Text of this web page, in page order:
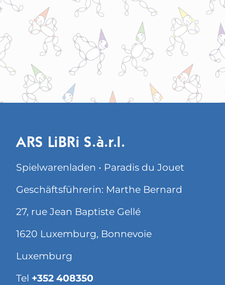
ARS LiBRi S.à.r.l.
Spielwarenladen • Paradis du Jouet
Geschäftsführerin: Marthe Bernard
27, rue Jean Baptiste Gellé
1620 Luxemburg, Bonnevoie
Luxemburg
Tel +352 408350